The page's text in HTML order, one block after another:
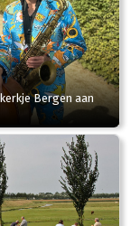
Bergen aan